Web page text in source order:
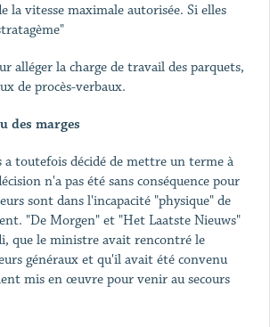
la vitesse maximale autorisée. Si elles
alléger la charge de travail des parquets,
de procès-verbaux.
des marges
a toutefois décidé de mettre un terme à
n'a pas été sans conséquence pour
sont dans l'incapacité "physique" de
"De Morgen" et "Het Laatste Nieuws"
que le ministre avait rencontré le
généraux et qu'il avait été convenu
mis en œuvre pour venir au secours